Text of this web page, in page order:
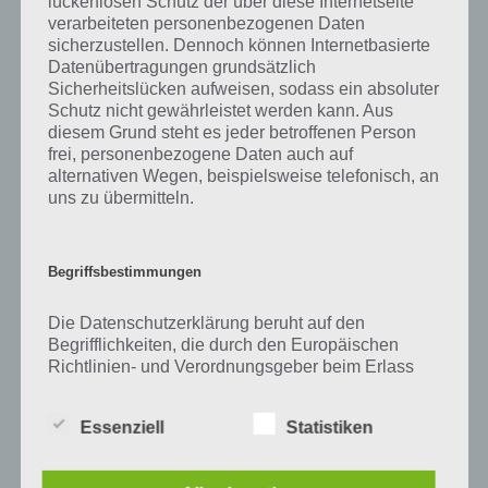
Zu Blick haben wir zunächst keine weiteren Informationen parat!
Auf WhatsApp teilen Teilen auf Facebook
Tweet auf Twitter
verarbeiteten personenbezogenen Daten
sicherzustellen. Dennoch können Internetbasierte
Datenübertragungen grundsätzlich
Sicherheitslücken aufweisen, sodass ein absoluter
Schutz nicht gewährleistet werden kann. Aus
diesem Grund steht es jeder betroffenen Person
frei, personenbezogene Daten auch auf
alternativen Wegen, beispielsweise telefonisch, an
uns zu übermitteln.
Begriffsbestimmungen
Die Datenschutzerklärung beruht auf den
Begrifflichkeiten, die durch den Europäischen
Richtlinien- und Verordnungsgeber beim Erlass
soll sowohl für die Öffentlichkeit als auch für
lesbar und verständlich sein. Um dies zu
Essenziell Statistiken